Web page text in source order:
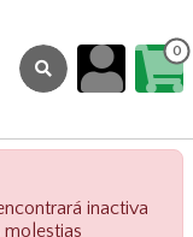
0
inactiva